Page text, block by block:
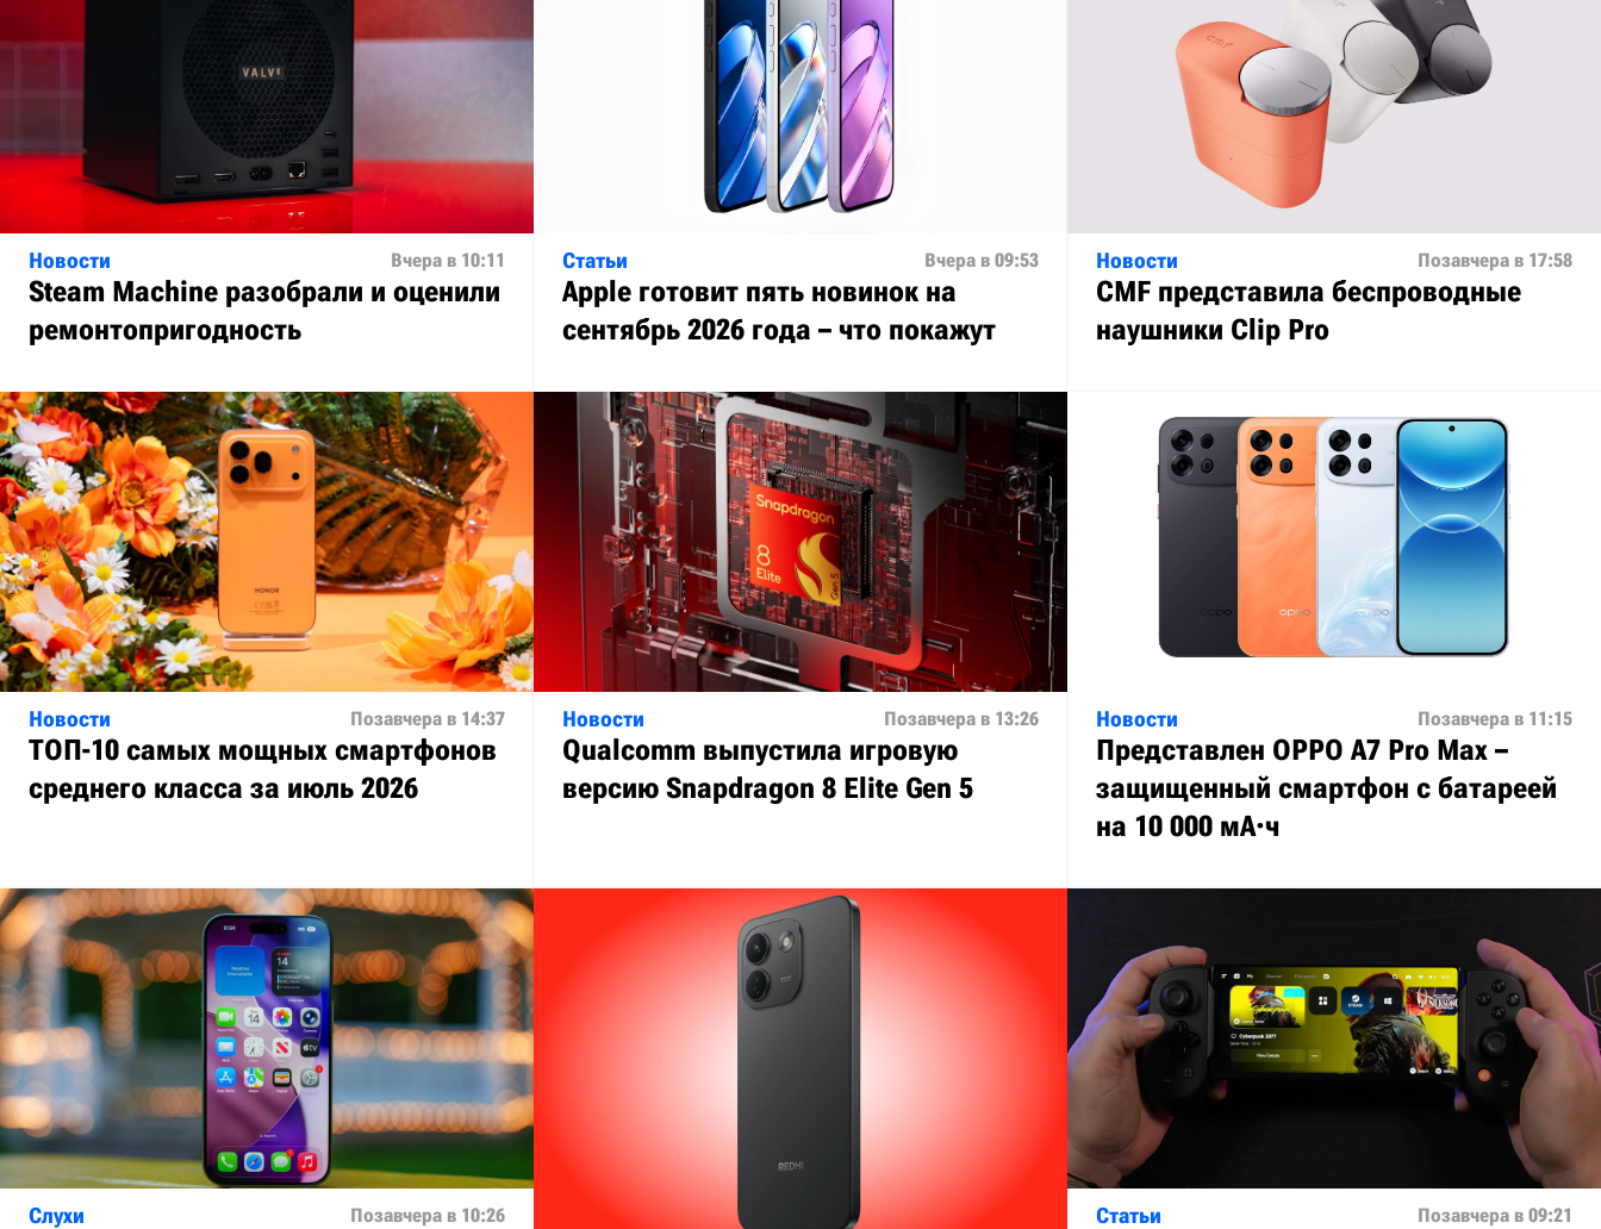
Новости Вчера в 10:11
Steam Machine разобрали и оценили
ремонтопригодность
Статьи Вчера в 09:53
Apple готовит пять новинок на
сентябрь 2026 года – что покажут
Новости Позавчера в 17:58
CMF представила беспроводные
наушники Clip Pro
Новости Позавчера в 14:37
ТОП-10 самых мощных смартфонов
среднего класса за июль 2026
Новости Позавчера в 13:26
Qualcomm выпустила игровую
версию Snapdragon 8 Elite Gen 5
Новости Позавчера в 11:15
Представлен OPPO A7 Pro Max –
защищенный смартфон с батареей
на 10 000 мА·ч
Слухи Позавчера в 10:26 Статьи Позавчера в 09:21